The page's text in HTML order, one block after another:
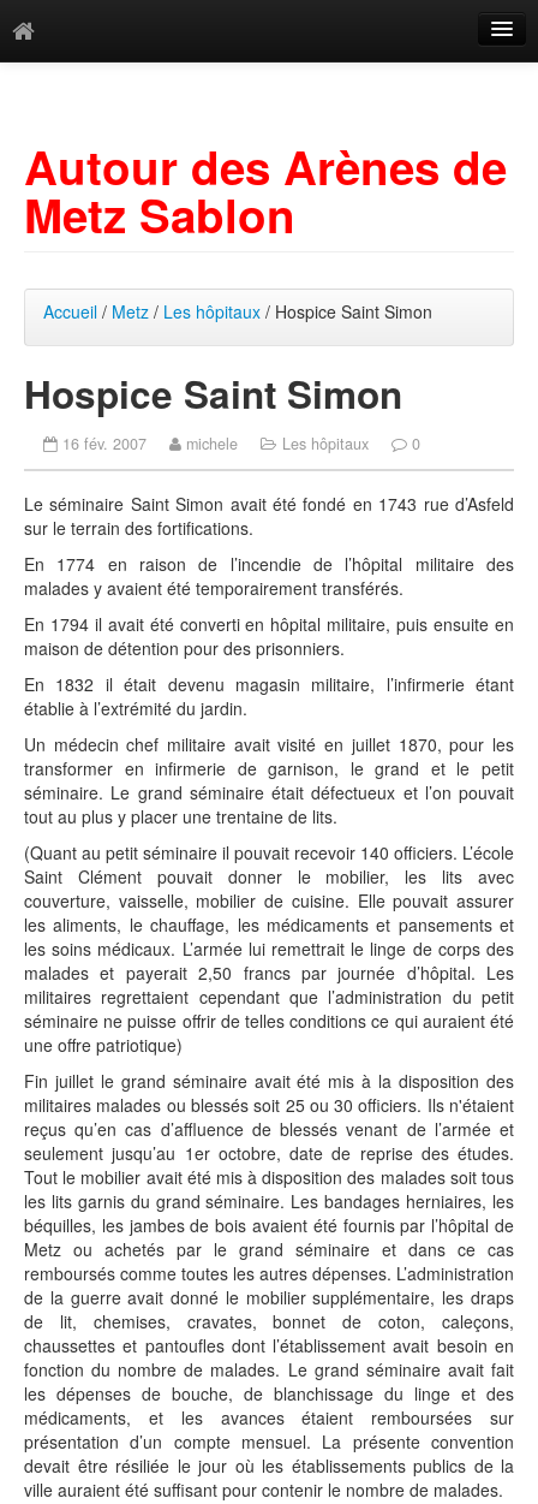
Mots-clés
Autour des Arènes de
Metz Sablon
Accueil / Metz / Les hôpitaux / Hospice Saint Simon
Hospice Saint Simon
16 fév. 2007 michele Les hôpitaux 0
Le séminaire Saint Simon avait été fondé en 1743 rue d’Asfeld
sur le terrain des fortifications.
En 1774 en raison de l’incendie de l’hôpital militaire des
malades y avaient été temporairement transférés.
En 1794 il avait été converti en hôpital militaire, puis ensuite en
maison de détention pour des prisonniers.
En 1832 il était devenu magasin militaire, l’infirmerie étant
établie à l’extrémité du jardin.
Un médecin chef militaire avait visité en juillet 1870, pour les
transformer en infirmerie de garnison, le grand et le petit
séminaire. Le grand séminaire était défectueux et l’on pouvait
tout au plus y placer une trentaine de lits.
(Quant au petit séminaire il pouvait recevoir 140 officiers. L’école
Saint Clément pouvait donner le mobilier, les lits avec
couverture, vaisselle, mobilier de cuisine. Elle pouvait assurer
les aliments, le chauffage, les médicaments et pansements et
les soins médicaux. L’armée lui remettrait le linge de corps des
malades et payerait 2,50 francs par journée d’hôpital. Les
militaires regrettaient cependant que l’administration du petit
séminaire ne puisse offrir de telles conditions ce qui auraient été
une offre patriotique)
Fin juillet le grand séminaire avait été mis à la disposition des
militaires malades ou blessés soit 25 ou 30 officiers. Ils n'étaient
reçus qu’en cas d’affluence de blessés venant de l’armée et
seulement jusqu’au 1er octobre, date de reprise des études.
Tout le mobilier avait été mis à disposition des malades soit tous
les lits garnis du grand séminaire. Les bandages herniaires, les
béquilles, les jambes de bois avaient été fournis par l’hôpital de
Metz ou achetés par le grand séminaire et dans ce cas
remboursés comme toutes les autres dépenses. L’administration
de la guerre avait donné le mobilier supplémentaire, les draps
de lit, chemises, cravates, bonnet de coton, caleçons,
chaussettes et pantoufles dont l’établissement avait besoin en
fonction du nombre de malades. Le grand séminaire avait fait
les dépenses de bouche, de blanchissage du linge et des
médicaments, et les avances étaient remboursées sur
présentation d’un compte mensuel. La présente convention
devait être résiliée le jour où les établissements publics de la
ville auraient été suffisant pour contenir le nombre de malades.